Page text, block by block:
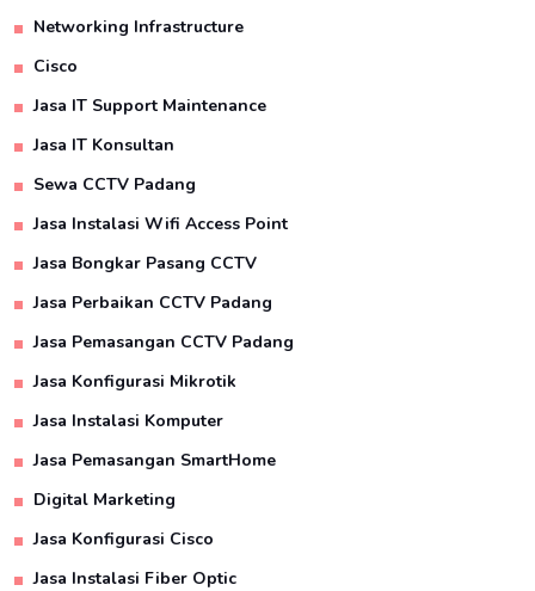
Networking Infrastructure
Cisco
Jasa IT Support Maintenance
Jasa IT Konsultan
Sewa CCTV Padang
Jasa Instalasi Wifi Access Point
Jasa Bongkar Pasang CCTV
Jasa Perbaikan CCTV Padang
Jasa Pemasangan CCTV Padang
Jasa Konfigurasi Mikrotik
Jasa Instalasi Komputer
Jasa Pemasangan SmartHome
Digital Marketing
Jasa Konfigurasi Cisco
Jasa Instalasi Fiber Optic